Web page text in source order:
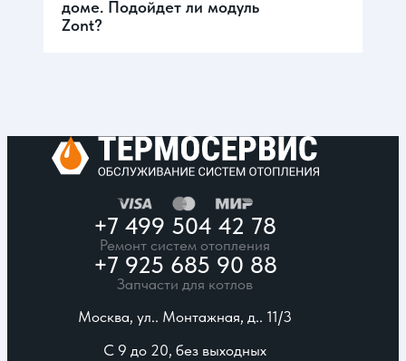
доме. Подойдет ли модуль
Zont?
+7 499 504 42 78
Ремонт систем отопления
+7 925 685 90 88
Запчасти для котлов
Москва, ул.. Монтажная, д.. 11/3
С 9 до 20, без выходных